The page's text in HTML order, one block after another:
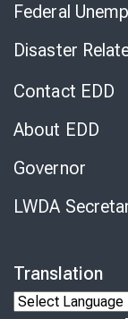
Federal
Disaster
Contact EDD
About EDD
Governor
LWDA
Translation